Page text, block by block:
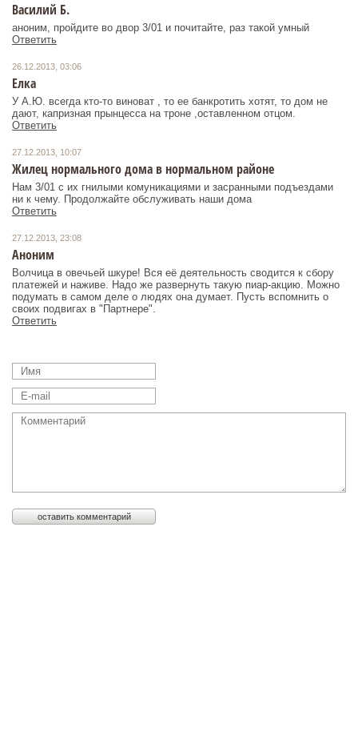
Василий Б.
аноним, пройдите во двор 3/01 и почитайте, раз такой умный
Ответить
26.12.2013, 03:06
Елка
У А.Ю. всегда кто-то виноват , то ее банкротить хотят, то дом не
дают, капризная прынцесса на троне ,оставленном отцом.
Ответить
27.12.2013, 10:07
Жилец нормального дома в нормальном районе
Нам 3/01 с их гнилыми комуникациями и засранными подъездами
ни к чему. Продолжайте обслуживать наши дома
Ответить
27.12.2013, 23:08
Аноним
Волчица в овечьей шкуре! Вся её деятельность сводится к сбору
платежей и наживе. Надо же развернуть такую пиар-акцию. Можно
подумать в самом деле о людях она думает. Пусть вспомнить о
своих подвигах в "Партнере".
Ответить